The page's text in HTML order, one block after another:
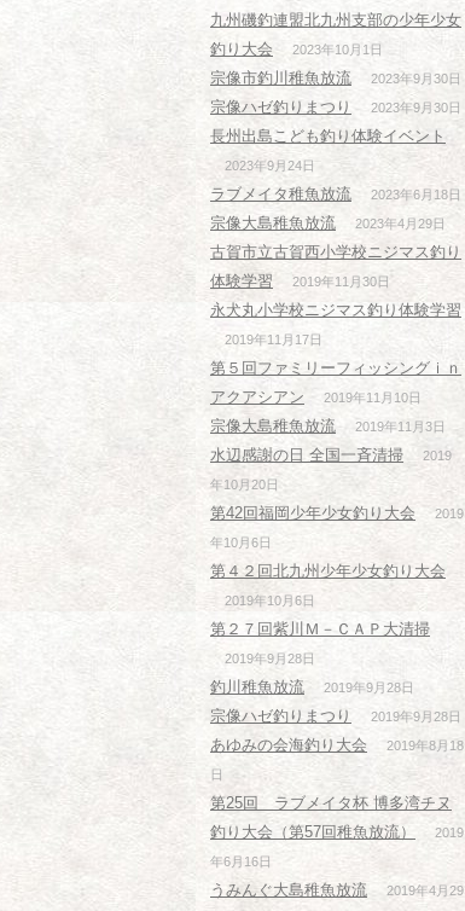
九州磯釣連盟北九州支部の少年少女
釣り大会
2023年10月1日
宗像市釣川稚魚放流 2023年9月30日
宗像ハゼ釣りまつり 2023年9月30日
長州出島こども釣り体験イベント
2023年9月24日
ラブメイタ稚魚放流 2023年6月18日
宗像大島稚魚放流 2023年4月29日
古賀市立古賀西小学校ニジマス釣り
体験学習
2019年11月30日
永犬丸小学校ニジマス釣り体験学習
2019年11月17日
第５回ファミリーフィッシングｉｎ
アクアシアン
2019年11月10日
宗像大島稚魚放流 2019年11月3日
水辺感謝の日 全国一斉清掃
2019
年10月20日
第42回福岡少年少女釣り大会
2019
年10月6日
第４２回北九州少年少女釣り大会
2019年10月6日
第２７回紫川Ｍ－ＣＡＰ大清掃
2019年9月28日
釣川稚魚放流 2019年9月28日
宗像ハゼ釣りまつり 2019年9月28日
あゆみの会海釣り大会
2019年8月18
日
第25回 ラブメイタ杯 博多湾チヌ
釣り大会（第57回稚魚放流）
2019
年6月16日
うみんぐ大島稚魚放流
2019年4月29